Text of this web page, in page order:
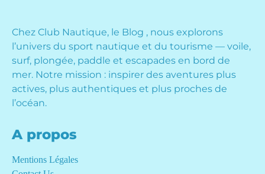
Chez Club Nautique, le Blog , nous explorons
l’univers du sport nautique et du tourisme — voile,
surf, plongée, paddle et escapades en bord de
mer. Notre mission : inspirer des aventures plus
actives, plus authentiques et plus proches de
l’océan.
A propos
Mentions Légales